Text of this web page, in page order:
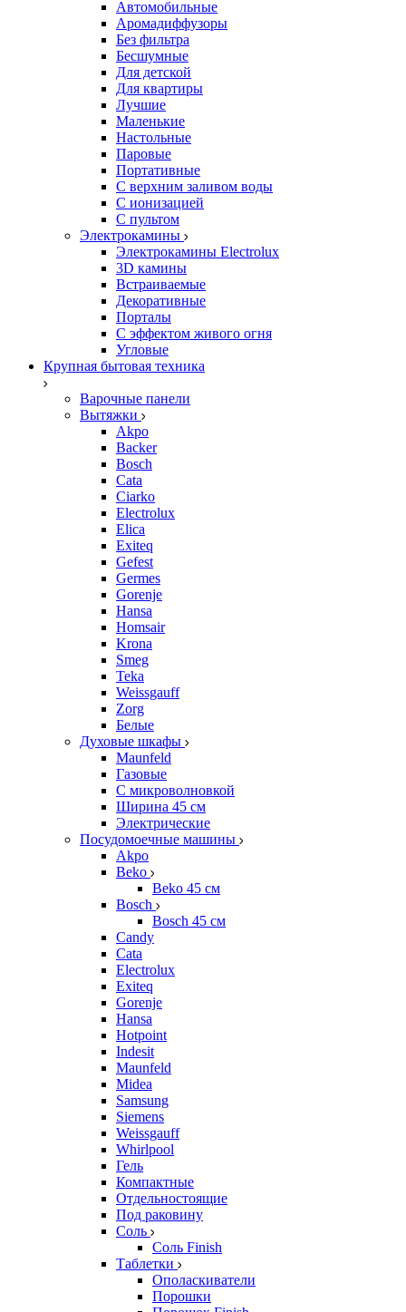
Автомобильные
Аромадиффузоры
Без фильтра
Бесшумные
Для детской
Для квартиры
Лучшие
Маленькие
Настольные
Паровые
Портативные
С верхним заливом воды
С ионизацией
С пультом
Электрокамины
Электрокамины Electrolux
3D камины
Встраиваемые
Декоративные
Порталы
С эффектом живого огня
Угловые
Крупная бытовая техника
Варочные панели
Вытяжки
Akpo
Backer
Bosch
Cata
Ciarko
Electrolux
Elica
Exiteq
Gefest
Germes
Gorenje
Hansa
Homsair
Krona
Smeg
Teka
Weissgauff
Zorg
Белые
Духовые шкафы
Maunfeld
Газовые
С микроволновкой
Ширина 45 см
Электрические
Посудомоечные машины
Akpo
Beko
Beko 45 см
Bosch
Bosch 45 см
Candy
Cata
Electrolux
Exiteq
Gorenje
Hansa
Hotpoint
Indesit
Maunfeld
Midea
Samsung
Siemens
Weissgauff
Whirlpool
Гель
Компактные
Отдельностоящие
Под раковину
Соль
Соль Finish
Таблетки
Ополаскиватели
Порошки